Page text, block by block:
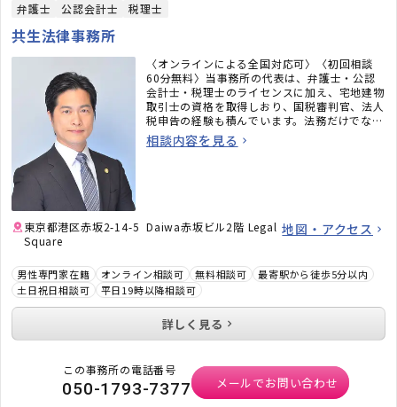
弁護士 公認会計士 税理士
共生法律事務所
〈オンラインによる全国対応可〉〈初回相談
60分無料〉当事務所の代表は、弁護士・公認
会計士・税理士のライセンスに加え、宅地建物
取引士の資格を取得しおり、国税審判官、法人
税申告の経験も積んでいます。法務だけでな
く、税務のことまで考えた包括的なサポートを
ご提供いたします。不動産・相続でお困りの
相談内容を見る
東京都港区赤坂2-14-5 Daiwa赤坂ビル2階 Legal
Square
地図・アクセス
男性専門家在籍 オンライン相談可 無料相談可
最寄駅から徒歩5分以内
土日祝日相談可
平日19時以降相談可
詳しく見る
この事務所の電話番号
050-1793-7377 メールでお問い合わせ